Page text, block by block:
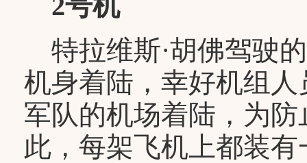
特拉维斯·胡佛驾驶
机身着陆，幸好机组
军队的机场着陆，为
此，每架飞机上都装